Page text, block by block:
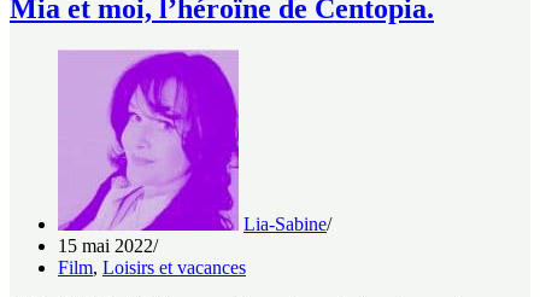
Mia et moi, l’héroïne de Centopia.
Lia-Sabine
15 mai 2022
Film, Loisirs et vacances